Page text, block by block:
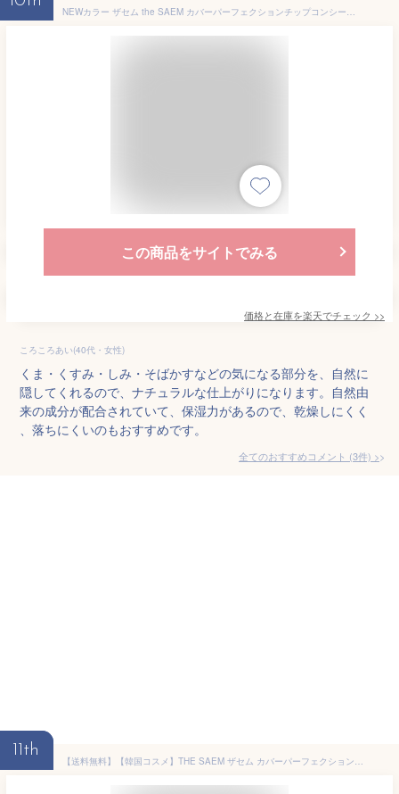
NEWカラー ザセム the SAEM カバーパーフェクションチップコンシーラー 6.5g コンシーラー 化粧下地 メイクアップ 韓国コスメ UV
この商品をサイトでみる
価格と在庫を楽天でチェック >>
ころころあい(40代・女性)
くま・くすみ・しみ・そばかすなどの気になる部分を、自然に
隠してくれるので、ナチュラルな仕上がりになります。自然由
来の成分が配合されていて、保湿力があるので、乾燥しにくく
、落ちにくいのもおすすめです。
全てのおすすめコメント (3件) >
11th
【送料無料】【韓国コスメ】THE SAEM ザセム カバーパーフェクション チップコンシーラー